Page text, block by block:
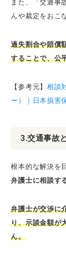
また、「交通事
んや裁定をおこ
過失割合や賠償
することで、公
【参考元】 相談
ー）｜日本損害
3.交通事故
根本的な解決を
弁護士に相談す
弁護士が交渉に
り、示談金額が
ん。